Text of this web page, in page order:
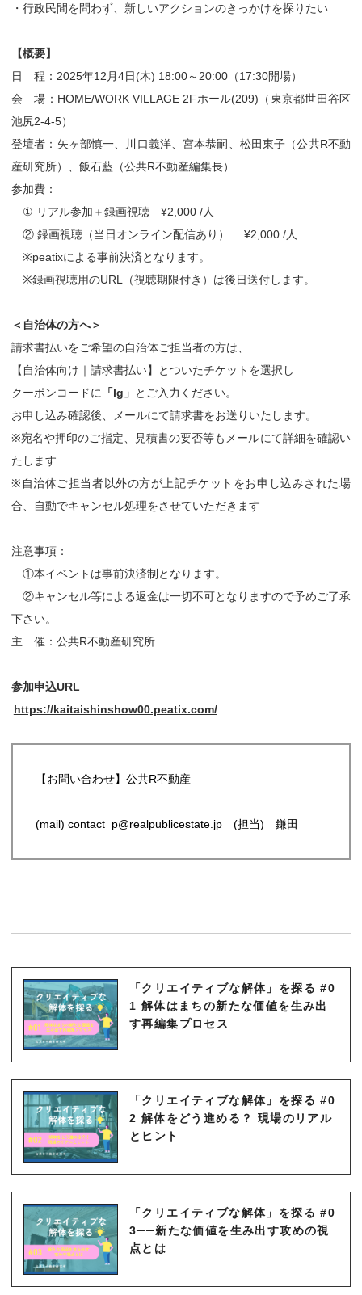
・行政民間を問わず、新しいアクションのきっかけを探りたい
【概要】
日 程：2025年12月4日(木) 18:00～20:00（17:30開場）
会 場：HOME/WORK VILLAGE 2Fホール(209)（東京都世田谷区
池尻2-4-5）
登壇者：矢ヶ部慎一、川口義洋、宮本恭嗣、松田東子（公共R不動
産研究所）、飯石藍（公共R不動産編集長）
参加費：
① リアル参加＋録画視聴 ¥2,000 /人
② 録画視聴（当日オンライン配信あり） ¥2,000 /人
※peatixによる事前決済となります。
※録画視聴用のURL（視聴期限付き）は後日送付します。
＜自治体の方へ＞
請求書払いをご希望の自治体ご担当者の方は、
【自治体向け｜請求書払い】とついたチケットを選択し
クーポンコードに
「lg」 とご入力ください。
お申し込み確認後、メールにて請求書をお送りいたします。
※宛名や押印のご指定、見積書の要否等もメールにて詳細を確認い
たします
※自治体ご担当者以外の方が上記チケットをお申し込みされた場
合、自動でキャンセル処理をさせていただきます
注意事項：
①本イベントは事前決済制となります。
②キャンセル等による返金は一切不可となりますので予めご了承
下さい。
主 催：公共R不動産研究所
参加申込URL
https://kaitaishinshow00.peatix.com/
【お問い合わせ】公共R不動産
(mail) contact_p@realpublicestate.jp (担当) 鎌田
「クリエイティブな解体」を探る #0
1 解体はまちの新たな価値を生み出
す再編集プロセス
「クリエイティブな解体」を探る #0
2 解体をどう進める？ 現場のリアル
とヒント
「クリエイティブな解体」を探る #0
3──新たな価値を生み出す攻めの視
点とは